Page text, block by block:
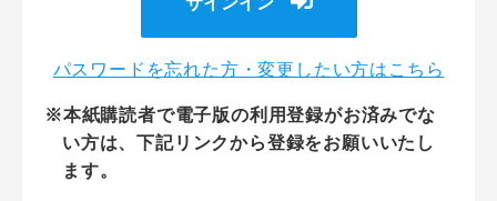
パスワードを忘れた方・変更したい方はこちら
※本紙購読者で電子版の利用登録がお済みでな
い方は、下記リンクから登録をお願いいたし
ます。